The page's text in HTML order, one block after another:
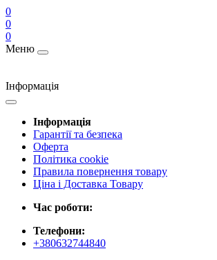
0
0
0
Меню
Інформація
Інформація
Гарантії та безпека
Оферта
Політика cookie
Правила повернення товару
Ціна і Доставка Товару
Час роботи:
Телефони:
+380632744840